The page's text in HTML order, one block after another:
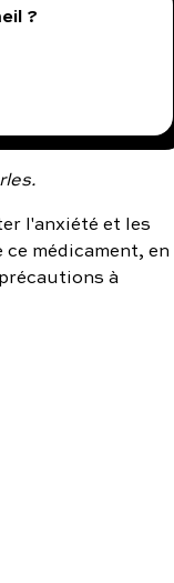
?
l'anxiété et les
médicament, en
à